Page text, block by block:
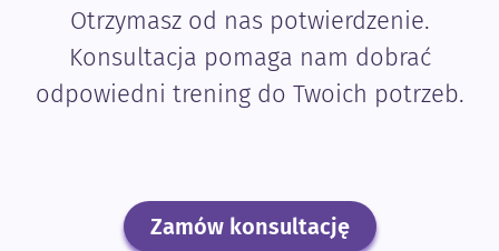
Otrzymasz od nas potwierdzenie.
Konsultacja pomaga nam dobrać
odpowiedni trening do Twoich potrzeb.
Zamów konsultację